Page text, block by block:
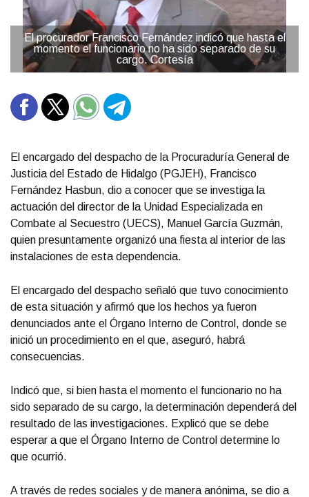
El procurador Francisco Fernández indicó que hasta el
momento el funcionario no ha sido separado de su
cargo. Cortesía
El encargado del despacho de la Procuraduría General de
Justicia del Estado de Hidalgo (PGJEH), Francisco
Fernández Hasbun, dio a conocer que se investiga la
actuación del director de la Unidad Especializada en
Combate al Secuestro (UECS), Manuel García Guzmán,
quien presuntamente organizó una fiesta al interior de las
instalaciones de esta dependencia.
El encargado del despacho señaló que tuvo conocimiento
de esta situación y afirmó que los hechos ya fueron
denunciados ante el Órgano Interno de Control, donde se
inició un procedimiento en el que, aseguró, habrá
consecuencias.
Indicó que, si bien hasta el momento el funcionario no ha
sido separado de su cargo, la determinación dependerá del
resultado de las investigaciones. Explicó que se debe
esperar a que el Órgano Interno de Control determine lo
que ocurrió.
A través de redes sociales y de manera anónima, se dio a